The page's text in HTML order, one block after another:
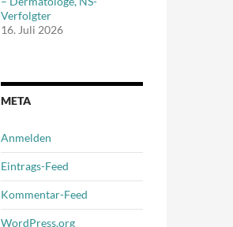
Verfolgter
16. Juli 2026
META
Anmelden
Eintrags-Feed
Kommentar-Feed
WordPress.org